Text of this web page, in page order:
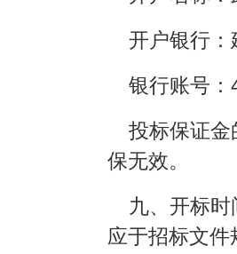
开户银行：
银行账号
投标保证金
保无效。
九、开标
应于招标文